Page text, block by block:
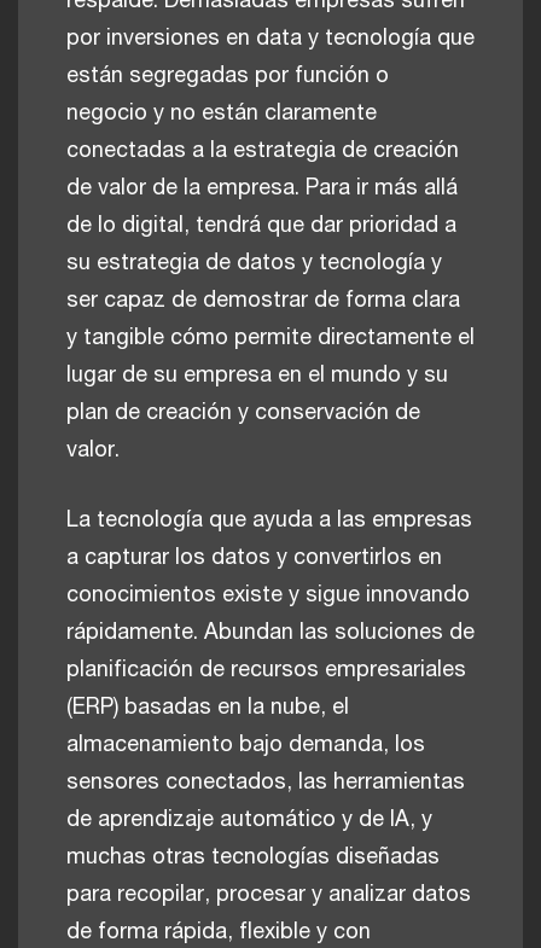
por inversiones en data y tecnología que
están segregadas por función o
negocio y no están claramente
conectadas a la estrategia de creación
de valor de la empresa. Para ir más allá
de lo digital, tendrá que dar prioridad a
su estrategia de datos y tecnología y
ser capaz de demostrar de forma clara
y tangible cómo permite directamente el
lugar de su empresa en el mundo y su
plan de creación y conservación de
valor.
La tecnología que ayuda a las empresas
a capturar los datos y convertirlos en
conocimientos existe y sigue innovando
rápidamente. Abundan las soluciones de
planificación de recursos empresariales
(ERP) basadas en la nube, el
almacenamiento bajo demanda, los
sensores conectados, las herramientas
de aprendizaje automático y de IA, y
muchas otras tecnologías diseñadas
para recopilar, procesar y analizar datos
de forma rápida, flexible y con